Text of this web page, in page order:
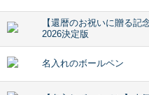
【還暦のお祝いに贈る記
2026決定版
名入れのボールペン